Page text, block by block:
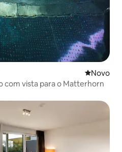
Novo
Novo
com vista para o Matterhorn